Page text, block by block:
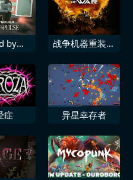
by
战争机器重装上
症 异星幸存者